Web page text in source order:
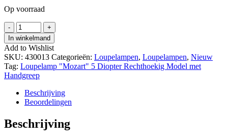
Op voorraad
-
Loupelamp
"Mozart"
5
Diopter
Rechthoekig
Model
met
Handgreep
hoeveelheid
+
In winkelmand
Add to Wishlist
SKU: 430013 Categorieën: Loupelampen, Loupelampen, Nieuw
Tag: Loupelamp "Mozart" 5 Diopter Rechthoekig Model met
Handgreep
Beschrijving
Beoordelingen
Beschrijving